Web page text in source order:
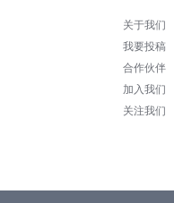
关于我们
我要投稿
合作伙伴
加入我们
关注我们